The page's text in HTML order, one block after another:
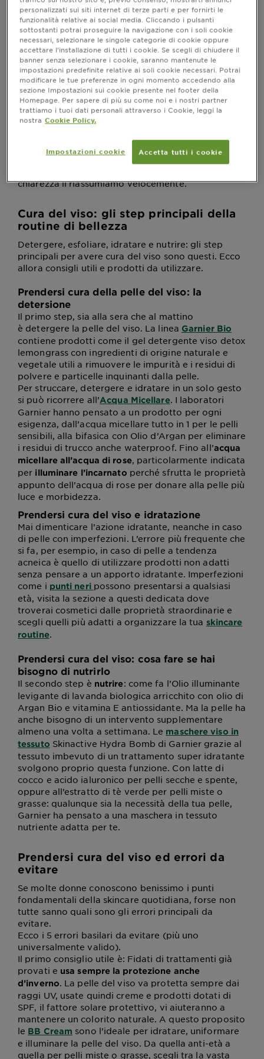
Come al solito il nuovo trend arriva da oltre
oceano: per prendersi cura della pelle la nuova
tecnica si chiamadumpling skin, che letteralmente
significa “pelle come un raviolo cinese”,
un’espressione molto colorita per descrivere una
tecnica molto in voga tra le star di Hollywood per
trattare la pelle del viso e renderla luminosa. Si
tratta di un insieme di passaggi che vanno dalla
pulizia al trucco, per avere uneffetto glowmolto di
moda in questo momento. L’effetto dumpling si
otterrebbe con una solida skincare routine che
trattamenti ad hoc per illuminare il viso.
chiarezza li riassumiamo velocemente.
Cura del viso: gli step principali della
routine di bellezza
Detergere, esfoliare, idratare e nutrire: gli step
principali per avere cura del viso sono questi. Ecco
allora consigli utili e prodotti da utilizzare.
Prendersi cura della pelle del viso: la
detersione
Il primo step, sia alla sera che al mattino
è detergere la pelle del viso. La linea Garnier Bio
contiene prodotti come il gel detergente viso detox
lemongrass con ingredienti di origine naturale e
vegetale utili a rimuovere le impurità e i residui di
polvere e particelle inquinanti dalla pelle.
Per struccare, detergere e idratare in un solo gesto
si può ricorrere all’Acqua Micellare. I laboratori
Garnier hanno pensato a un prodotto per ogni
esigenza, dall’acqua micellare tutto in 1 per le pelli
sensibili, alla bifasica con Olio d’Argan per eliminare
i residui di trucco anche waterproof. Fino all’acqua
micellare all’acqua di rose, particolarmente indicata
per illuminare l’incarnato perché sfrutta le proprietà
appunto dell’acqua di rose per donare alla pelle più
luce e morbidezza.
Prendersi cura del viso e idratazione
Mai dimenticare l’azione idratante, neanche in caso
di pelle con imperfezioni. L’errore più frequente che
si fa, per esempio, in caso di pelle a tendenza
acneica è quello di utilizzare prodotti non adatti
senza pensare a un apporto idratante. Imperfezioni
come i punti neri possono presentarsi a qualsiasi
età, visita la sezione a questi dedicata dove
troverai cosmetici dalle proprietà straordinarie e
scegli quelli più adatti a organizzare la tua skincare
routine.
Prendersi cura del viso: cosa fare se hai
bisogno di nutrirlo
Il secondo step è nutrire: come fa l’Olio illuminante
levigante di lavanda biologica arricchito con olio di
Argan Bio e vitamina E antiossidante. Ma la pelle ha
anche bisogno di un intervento supplementare
almeno una volta a settimana. Le maschere viso in
tessuto Skinactive Hydra Bomb di Garnier grazie al
tessuto imbevuto di un trattamento super idratante
svolgono proprio questa funzione. Con latte di
cocco e acido ialuronico per pelli secche e spente,
oppure all’estratto di tè verde per pelli miste o
grasse: qualunque sia la necessità della tua pelle,
Garnier ha pensato a una maschera in tessuto
nutriente adatta per te.
Prendersi cura del viso ed errori da
evitare
Se molte donne conoscono benissimo i punti
fondamentali della skincare quotidiana, forse non
tutte sanno quali sono gli errori principali da
evitare.
Ecco i 5 errori basilari da evitare (più uno
universalmente valido).
Il primo consiglio utile è: Fidati di trattamenti già
provati e usa sempre la protezione anche
d’inverno. La pelle del viso va protetta sempre dai
raggi UV, usate quindi creme e prodotti dotati di
SPF, il fattore solare protettivo, vi aiuteranno a
mantenere un colorito naturale. A questo proposito
le BB Cream sono l’ideale per idratare, uniformare
e illuminare la pelle del viso. Da quella anti-età a
quella per pelli miste o grasse, scegli tra la vasta
personalizzati sui siti internet di terze parti e per fornirti le
funzionalità relative ai social media. Cliccando i pulsanti
sottostanti potrai proseguire la navigazione con i soli cookie
necessari, selezionare le singole categorie di cookie oppure
accettare l’installazione di tutti i cookie. Se scegli di chiudere il
banner senza selezionare i cookie, saranno mantenute le
impostazioni predefinite relative ai soli cookie necessari. Potrai
modificare le tue preferenze in ogni momento accedendo alla
sezione Impostazioni sui cookie presente nel footer della
Homepage. Per sapere di più su come noi e i nostri partner
trattiamo i tuoi dati personali attraverso i Cookie, leggi la
nostra Cookie Policy.
Impostazioni cookie Accetta tutti i cookie